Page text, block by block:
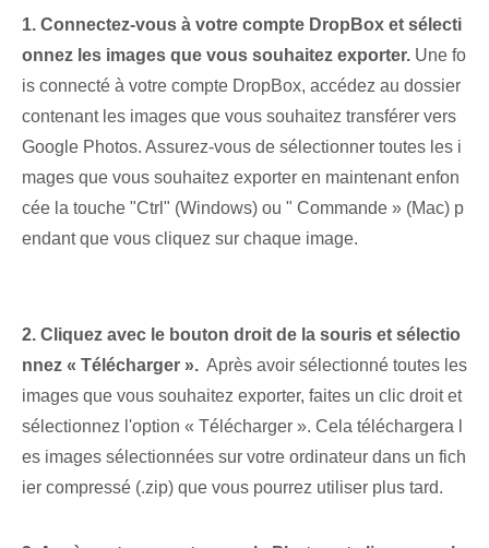
1. Connectez-vous à votre compte DropBox et sélecti
onnez les images que vous souhaitez exporter. Une fo
is connecté à votre compte DropBox, accédez au dossier
contenant les images que vous souhaitez transférer vers
Google Photos. Assurez-vous de sélectionner toutes les i
mages que vous souhaitez exporter en maintenant enfon
cée la touche "Ctrl" (Windows) ou " Commande »⁣ (Mac) p
endant que vous cliquez sur chaque image.
2.‌ Cliquez avec le bouton droit de la souris et sélectio
nnez « Télécharger ». ⁢ Après avoir sélectionné toutes les
images que vous souhaitez exporter, faites un clic droit et
sélectionnez l'option « Télécharger ». Cela téléchargera l
es images sélectionnées sur votre ordinateur dans un fich
ier compressé (.zip) que vous pourrez utiliser plus tard.